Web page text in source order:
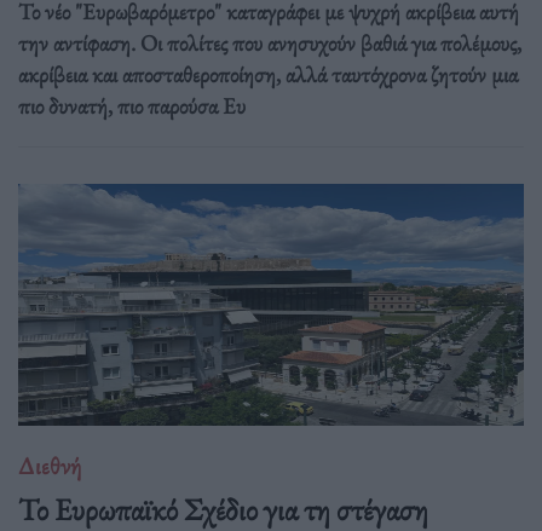
Το νέο "Ευρωβαρόμετρο" καταγράφει με ψυχρή ακρίβεια αυτή
την αντίφαση. Oι πολίτες που ανησυχούν βαθιά για πολέμους,
ακρίβεια και αποσταθεροποίηση, αλλά ταυτόχρονα ζητούν μια
πιο δυνατή, πιο παρούσα Ευ
Διεθνή
Το Ευρωπαϊκό Σχέδιο για τη στέγαση